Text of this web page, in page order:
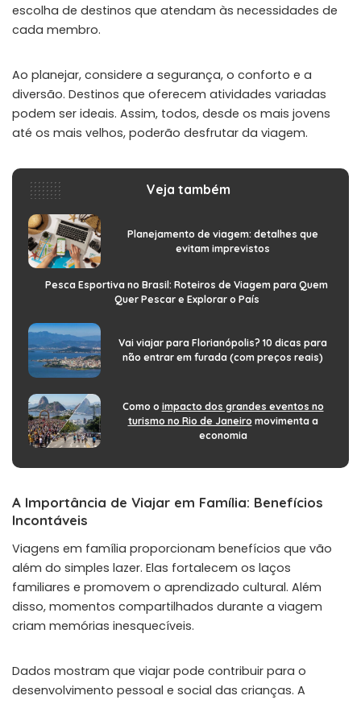
escolha de destinos que atendam às necessidades de
cada membro.
Ao planejar, considere a segurança, o conforto e a
diversão. Destinos que oferecem atividades variadas
podem ser ideais. Assim, todos, desde os mais jovens
até os mais velhos, poderão desfrutar da viagem.
Veja também
Planejamento de viagem: detalhes que
evitam imprevistos
Pesca Esportiva no Brasil: Roteiros de Viagem para Quem
Quer Pescar e Explorar o País
Vai viajar para Florianópolis? 10 dicas para
não entrar em furada (com preços reais)
Como o impacto dos grandes eventos no
turismo no Rio de Janeiro movimenta a
economia
A Importância de Viajar em Família: Benefícios
Incontáveis
Viagens em família proporcionam benefícios que vão
além do simples lazer. Elas fortalecem os laços
familiares e promovem o aprendizado cultural. Além
disso, momentos compartilhados durante a viagem
criam memórias inesquecíveis.
Dados mostram que viajar pode contribuir para o
desenvolvimento pessoal e social das crianças. A